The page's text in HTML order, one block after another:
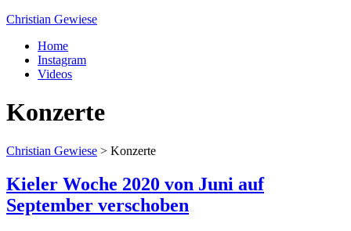
Christian Gewiese
Home
Instagram
Videos
Konzerte
Christian Gewiese > Konzerte
Kieler Woche 2020 von Juni auf
September verschoben